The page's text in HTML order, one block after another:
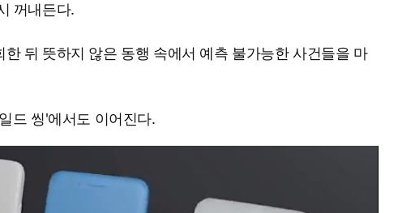
꺼내든다.
뒤 뜻하지 않은 동행 속에서 예측 불가능한 사건들을 마
드 씽'에서도 이어진다.